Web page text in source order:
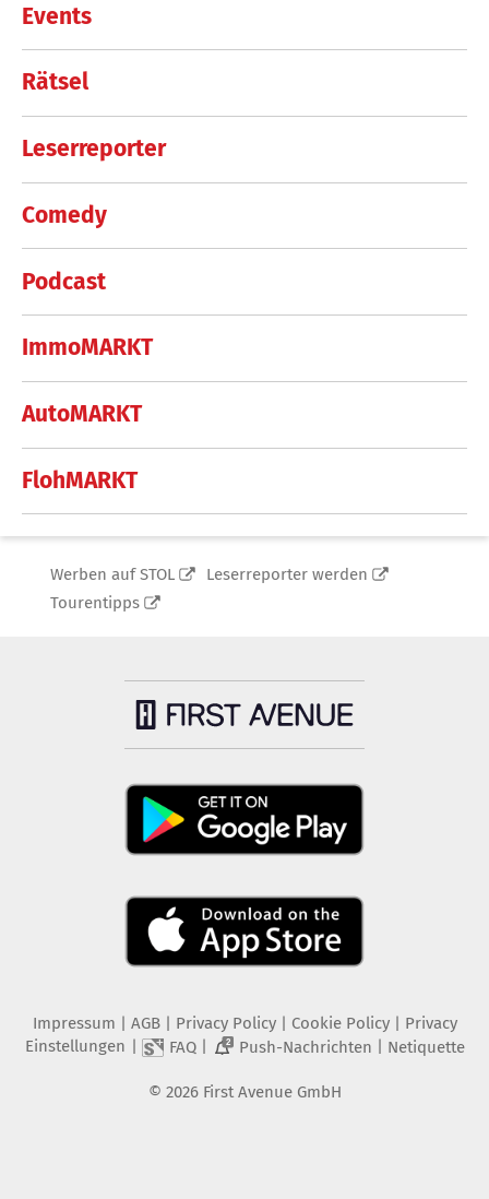
Events
Rätsel
Leserreporter
Comedy
Podcast
ImmoMARKT
AutoMARKT
FlohMARKT
Werben auf STOL
Leserreporter werden
Tourentipps
Impressum AGB Privacy Policy| Cookie Policy| Privacy
Einstellungen
FAQ| 2 Push-Nachrichten Netiquette
© 2026 First Avenue GmbH